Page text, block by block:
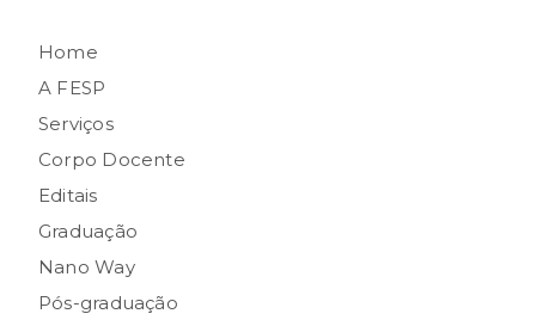
Home
A FESP
Serviços
Corpo Docente
Editais
Graduação
Nano Way
Pós-graduação